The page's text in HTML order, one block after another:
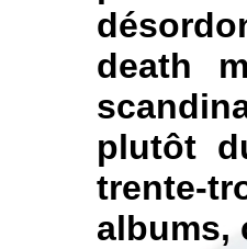
death
plutôt
trente-
albums,